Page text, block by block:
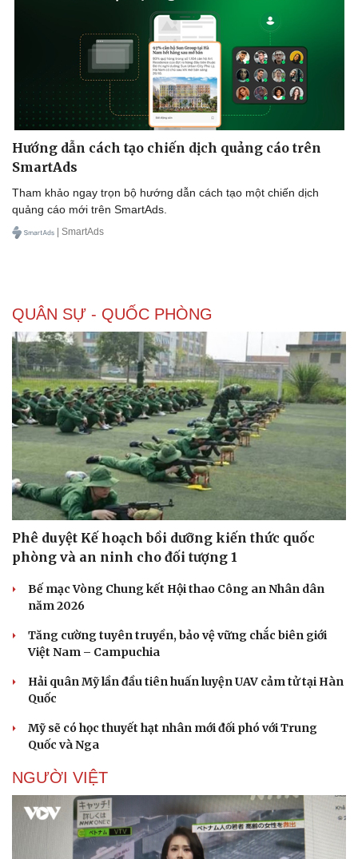
Doanh nghiệp
Thông tin doanh nghiệp
Doanh nghiệp 24h
Doanh nhân
Vì cộng đồng
Tin Công nghệ
Trải nghiệm
Chuyển đổi số
Hướng dẫn cách tạo chiến dịch quảng cáo trên
SmartAds
Tham khảo ngay trọn bộ hướng dẫn cách tạo một chiến dịch
quảng cáo mới trên SmartAds.
| SmartAds
QUÂN SỰ - QUỐC PHÒNG
Phê duyệt Kế hoạch bồi dưỡng kiến thức quốc
phòng và an ninh cho đối tượng 1
Bế mạc Vòng Chung kết Hội thao Công an Nhân dân
năm 2026
Tăng cường tuyên truyền, bảo vệ vững chắc biên giới
Việt Nam – Campuchia
Hải quân Mỹ lần đầu tiên huấn luyện UAV cảm tử tại Hàn
Quốc
Mỹ sẽ có học thuyết hạt nhân mới đối phó với Trung
Quốc và Nga
NGƯỜI VIỆT